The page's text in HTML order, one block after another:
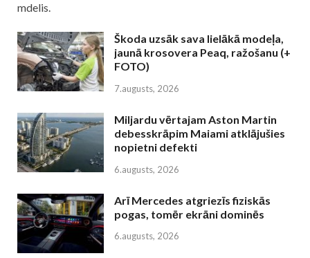
mdelis.
Škoda uzsāk sava lielākā modeļa,
jaunā krosovera Peaq, ražošanu (+
FOTO)
7.augusts, 2026
Miljardu vērtajam Aston Martin
debesskrāpim Maiami atklājušies
nopietni defekti
6.augusts, 2026
Arī Mercedes atgriezīs fiziskās
pogas, tomēr ekrāni dominēs
6.augusts, 2026